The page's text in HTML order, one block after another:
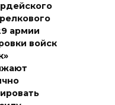
армии
войск